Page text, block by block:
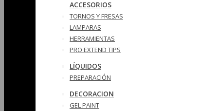
ACCESORIOS
TORNOS Y FRESAS
LAMPARAS
HERRAMIENTAS
PRO EXTEND TIPS
LÍQUIDOS
PREPARACIÓN
DECORACION
GEL PAINT